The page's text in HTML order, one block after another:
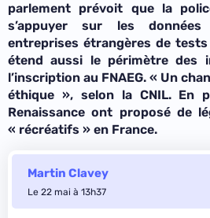
parlement prévoit que la
s’appuyer sur les
entreprises étrangères de
étend aussi le périmètre des
l’inscription au FNAEG. « Un
éthique », selon la CNIL. En
Renaissance ont proposé de
« récréatifs » en France.
Martin Clavey
Le 22 mai à 13h37